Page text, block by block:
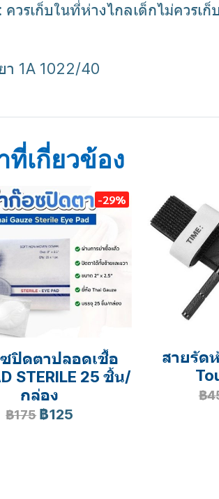
ควรเก็บในที่ห่างไกลเด็กไม่ควร
า 1A 1022/40
ที่เกี่ยวข้อง
-29%
ปิดตาปลอดเชื้อ
STERILE 25 ชิ้น/
กล่อง
฿175 ฿125
สายรัด
฿